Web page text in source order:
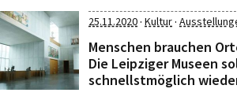
25.11.2020· Kultur·
Menschen brauchen
Die Leipziger Museen
schnellstmöglich